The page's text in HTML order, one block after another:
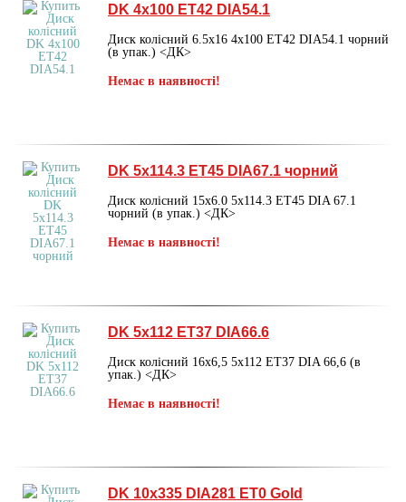
DK 4х100 ET42 DIA54.1
Диск колісний 6.5х16 4х100 ET42 DIA54.1 чорний
(в упак.) <ДК>
Немає в наявності!
DK 5х114.3 ET45 DIA67.1 чорний
Диск колісний 15х6.0 5х114.3 ET45 DIA 67.1
чорний (в упак.) <ДК>
Немає в наявності!
DK 5х112 ET37 DIA66.6
Диск колісний 16х6,5 5х112 ET37 DIA 66,6 (в
упак.) <ДК>
Немає в наявності!
DK 10х335 DIA281 ET0 Gold